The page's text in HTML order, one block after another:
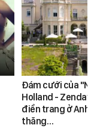
Đám cưới của
Holland -
điền trang ở
thăng…